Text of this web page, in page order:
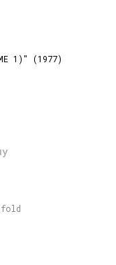
1)" (1977)